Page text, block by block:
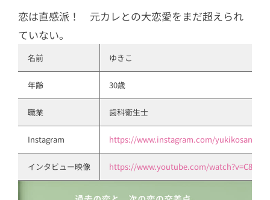
恋は直感派！ 元カレとの大恋愛をまだ超えられ
ていない。
名前 ゆきこ
年齢 30歳
職業 歯科衛生士
Instagram https://www.instagram.com/
インタビュー映像 https://www.youtube.com/